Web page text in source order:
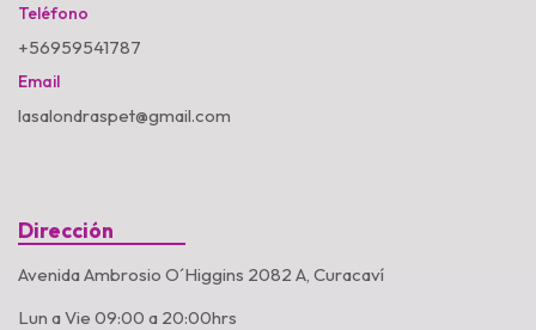
Teléfono
+56959541787
Email
lasalondraspet@gmail.com
Dirección
Avenida Ambrosio O´Higgins 2082 A, Curacaví
Lun a Vie 09:00 a 20:00hrs